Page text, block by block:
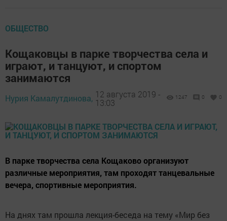
ОБЩЕСТВО
Кощаковцы в парке творчества села и
играют, и танцуют, и спортом
занимаются
Нурия Камалутдинова, 12 августа 2019 -
13:03
1247 0 0
В парке творчества села Кощаково организуют
различные мероприятия, там проходят танцевальные
вечера, спортивные мероприятия.
На днях там прошла лекция-беседа на тему «Мир без